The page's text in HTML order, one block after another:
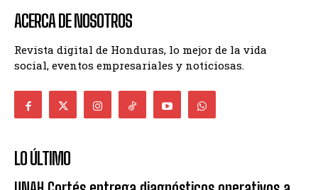
ACERCA DE NOSOTROS
Revista digital de Honduras, lo mejor de la vida
social, eventos empresariales y noticiosas.
LO ÚLTIMO